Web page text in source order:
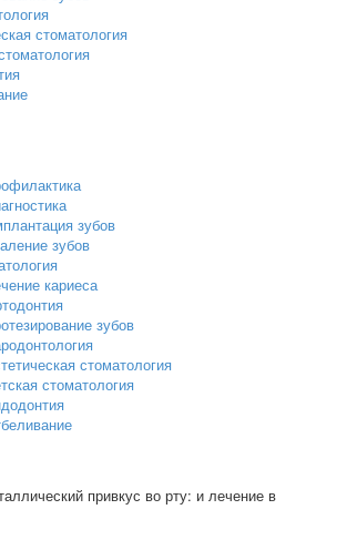
стоматология
зубов
зубов
кариеса
зубов
стоматология
стоматология
привкус во рту: и лечение в